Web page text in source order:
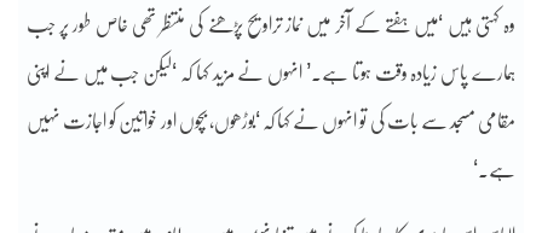
وہ کہتی ہیں ‘میں ہفتے کے آخر میں نماز تراویح پڑھنے کی منتظر تھی خاص طور پر جب
ہمارے پاس زیادہ وقت ہوتا ہے۔’ انہوں نے مزید کہا کہ ‘لیکن جب میں نے اپنی
مقامی مسجد سے بات کی تو انہوں نے کہا کہ ‘بوڑھوں، بچوں اور خواتین کو اجازت نہیں
ہے۔‘